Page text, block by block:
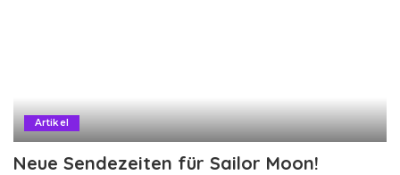
Artikel
Neue Sendezeiten für Sailor Moon!